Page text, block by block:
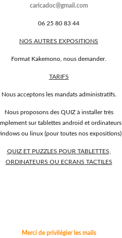
caricadoc@gmail.com
06 25 80 83 44
NOS AUTRES EXPOSITIONS
Format Kakemono, nous demander.
TARIFS
Nous acceptons les mandats administratifs.
Nous proposons des QUIZ à installer très
sur tablettes android et ordinateurs
ou linux (pour toutes nos expositions)
QUIZ ET PUZZLES POUR TABLETTES,
ORDINATEURS OU ECRANS TACTILES
Merci de privilégier les mails